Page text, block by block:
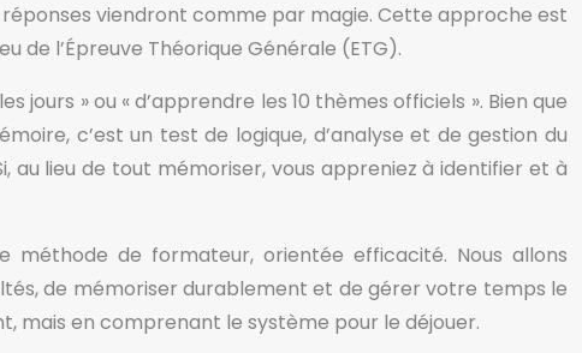
viendront comme par magie. Cette approche est
l’Épreuve Théorique Générale (ETG).
» ou « d’apprendre les 10 thèmes officiels ». Bien que
c’est un test de logique, d’analyse et de gestion du
au lieu de tout mémoriser, vous appreniez à identifier et à
méthode de formateur, orientée efficacité. Nous allons
de mémoriser durablement et de gérer votre temps le
mais en comprenant le système pour le déjouer.